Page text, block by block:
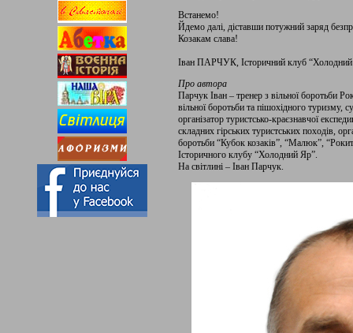
Встанемо!
Йдемо далі, діставши потужний заряд
Козакам слава!
Іван ПАРЧУК, Історичний клуб
Про автора
Парчук Іван – тренер з вільної боротьби
вільної боротьби та пішохідного туризму,
організатор туристсько-краєзнавчої
складних гірських туристських походів,
боротьби “Кубок козаків”, “Малюк”,
Історичного клубу “Холодний Яр”.
На світлині – Іван Парчук.